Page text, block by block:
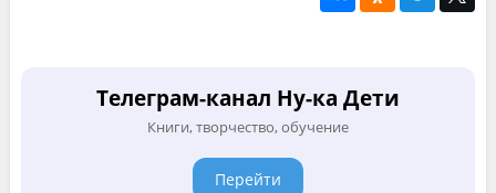
Телеграм-канал Ну-ка Дети
Книги, творчество, обучение
Перейти